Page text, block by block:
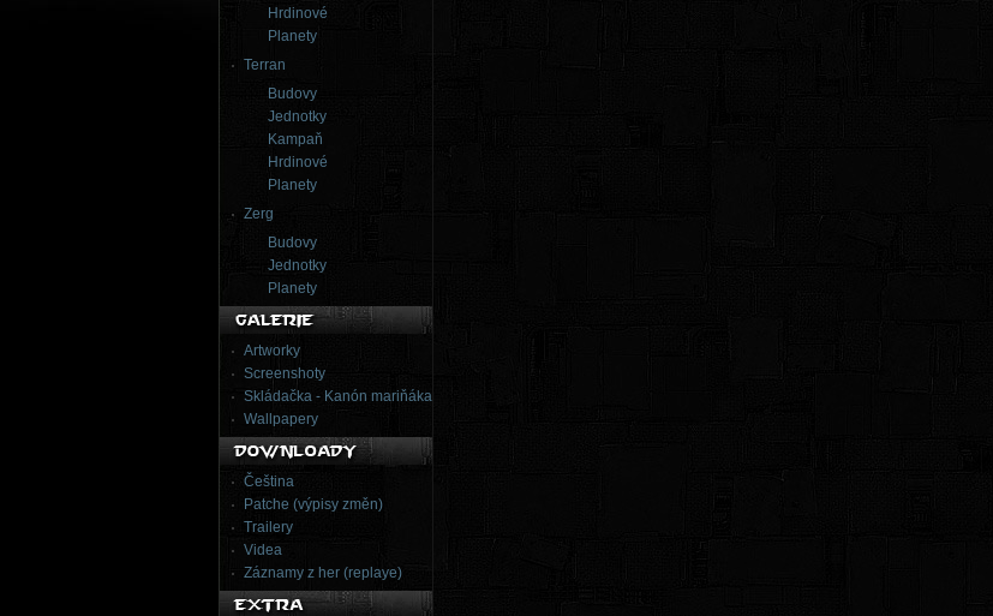
Hrdinové
Planety
Terran
Budovy
Jednotky
Kampaň
Hrdinové
Planety
Zerg
Budovy
Jednotky
Planety
Artworky
Screenshoty
Skládačka - Kanón mariňáka
Wallpapery
Čeština
Patche (výpisy změn)
Trailery
Videa
Záznamy z her (replaye)